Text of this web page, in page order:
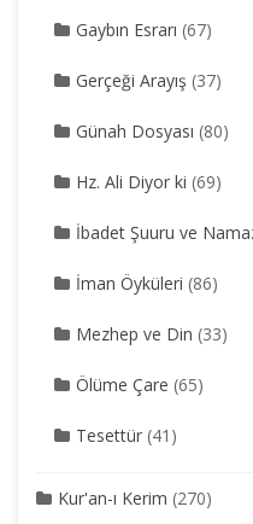
Gaybın Esrarı (67)
Gerçeği Arayış (37)
Günah Dosyası (80)
Hz. Ali Diyor ki (69)
İbadet Şuuru ve
İman Öyküleri (86)
Mezhep ve Din (33)
Ölüme Çare (65)
Tesettür (41)
Kur'an-ı Kerim (270)